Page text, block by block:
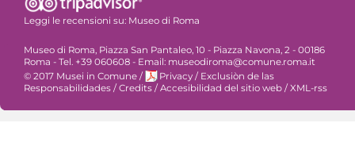
Leggi le recensioni su: Museo di Roma
Museo di Roma, Piazza San Pantaleo, 10 - Piazza Navona, 2 - 00186
Roma - Tel. +39 060608 - Email: museodiroma@comune.roma.it
© 2017 Musei in Comune / Privacy / Exclusiòn de las
Responsabilidades / Credits / Accesibilidad del sitio web / XML-rss